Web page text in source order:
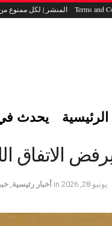
Terms and المنشر | لكل ممنوع
الرئيسية يحدث
الاتفاق
يونيو 28, 2026 in أخبار رئيسية